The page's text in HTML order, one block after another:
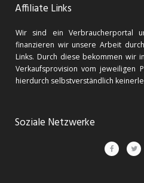
Affiliate Links
Wir sind ein Verbraucherportal
finanzieren wir unsere Arbeit
Links. Durch diese bekommen wir
Verkaufsprovision vom jeweiligen
hierdurch selbstverständlich
Soziale Netzwerke